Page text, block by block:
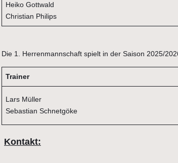
Heiko Gottwald
Christian Philips
Die 1. Herrenmannschaft spielt in der Saison 2025/
Trainer
Lars Müller
Sebastian Schnetgöke
Kontakt: